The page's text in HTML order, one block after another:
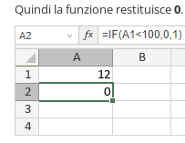
Quindi la funzione restituisce0.